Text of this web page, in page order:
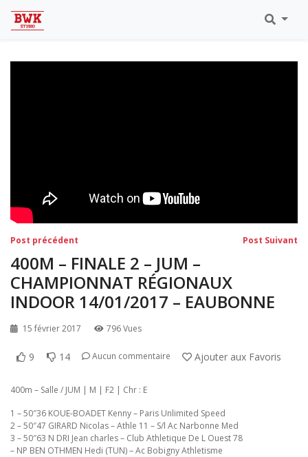
Eaubonne 2019
Navigation
de
l’article
Post précédent Post Suivant
400M – FINALE 2 – JUM –
CHAMPIONNAT RÉGIONAUX
INDOOR 14/01/2017 – EAUBONNE
15 février 2017 796 Vues
9 14 Aucun commentaire Ajouter aux Favoris
400m – Salle / JUM | M | F2 | Chr : E
1 – 50″36 KOUE-BOADET Kenny – Paris Unlimited Speed
2 – 50″47 GIRARD Nicolas – Athle 11 – S/l Ac Narbonne Med
3 – 50″63 N DRI Jean charles – Club Athletique De L Ouest 78
– NP BEN OTHMEN Hedi (TUN) – Ac Bobigny Athletisme